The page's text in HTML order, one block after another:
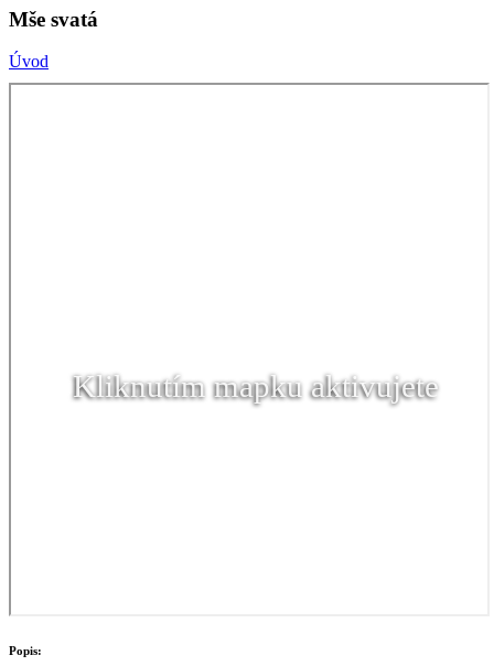
Mše svatá
Úvod
Kliknutím mapku aktivujete
Popis: